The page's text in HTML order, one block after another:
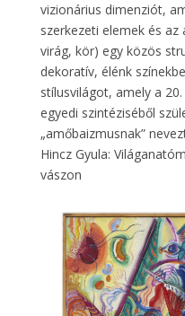
vizionárius dimenziót,
szerkezeti elemek és
virág, kör) egy közös
dekoratív, élénk
stílusvilágot, amely a
egyedi szintéziséből
„amőbaizmusnak”
Hincz Gyula:
vászon